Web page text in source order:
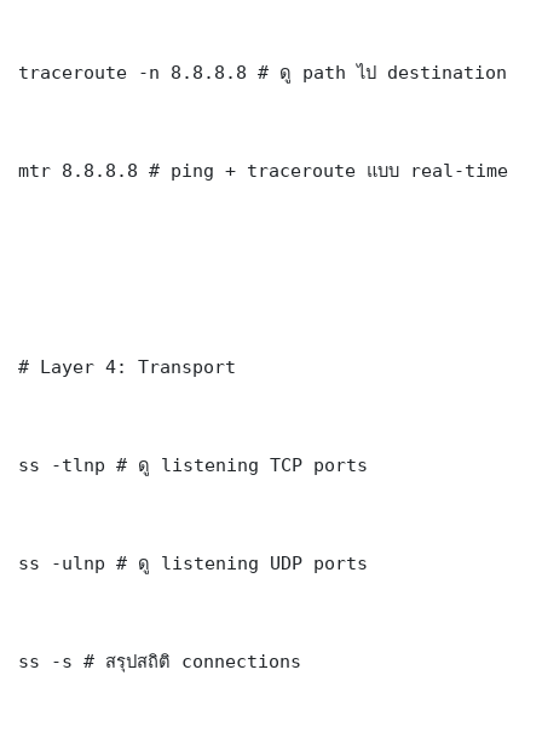
traceroute -n 8.8.8.8 # ดู path ไป destination
mtr 8.8.8.8 # ping + traceroute แบบ real-time
# Layer 4: Transport
ss -tlnp # ดู listening TCP ports
ss -ulnp # ดู listening UDP ports
ss -s # สรุปสถิติ connections